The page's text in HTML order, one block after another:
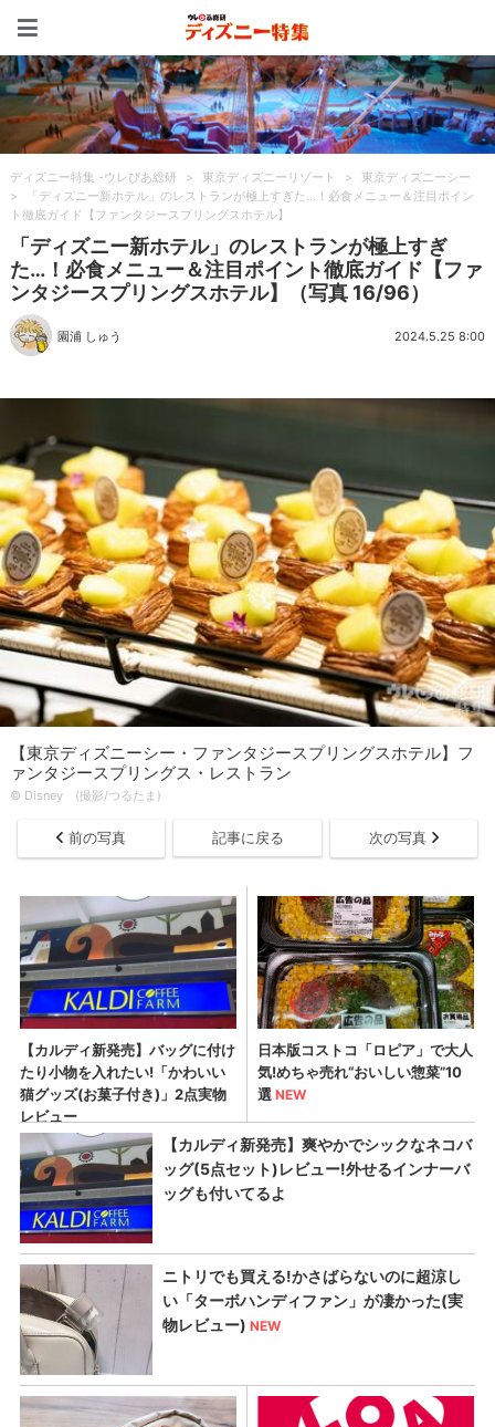
ディズニー特集 -ウレぴあ総研 > 東京ディズニーリゾート >
東京ディズニーシー
>
「ディズニー新ホテル」のレストランが極上すぎた…！必食メニュー＆注目ポイン
ト徹底ガイド【ファンタジースプリングスホテル】
「ディズニー新ホテル」のレストランが極上すぎ
た…！必食メニュー＆注目ポイント徹底ガイド【ファ
ンタジースプリングスホテル】（写真 16/96）
園浦 しゅう 2024.5.25 8:00
【東京ディズニーシー・ファンタジースプリングスホテル】フ
ァンタジースプリングス・レストラン
© Disney (撮影/つるたま)
前の写真 記事に戻る 次の写真